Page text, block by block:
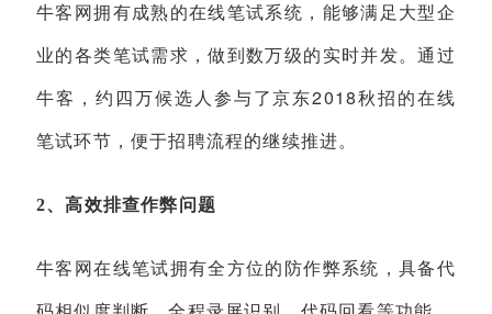
牛客网拥有成熟的在线笔试系统，能够满足大型企
业的各类笔试需求，做到数万级的实时并发。通过
牛客，约四万候选人参与了京东2018秋招的在线
笔试环节，便于招聘流程的继续推进。
2、高效排查作弊问题
牛客网在线笔试拥有全方位的防作弊系统，具备代